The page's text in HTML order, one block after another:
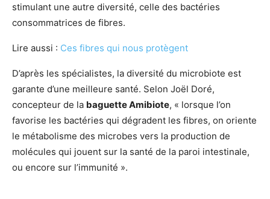
stimulant une autre diversité, celle des bactéries
consommatrices de fibres.
Lire aussi : Ces fibres qui nous protègent
D’après les spécialistes, la diversité du microbiote est
garante d’une meilleure santé. Selon Joël Doré,
concepteur de la baguette Amibiote, « lorsque l’on
favorise les bactéries qui dégradent les fibres, on oriente
le métabolisme des microbes vers la production de
molécules qui jouent sur la santé de la paroi intestinale,
ou encore sur l’immunité ».